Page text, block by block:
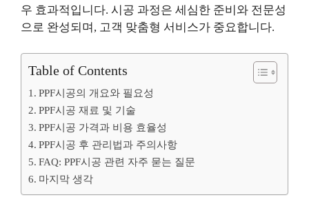
우 효과적입니다. 시공 과정은 세심한 준비와 전문성
으로 완성되며, 고객 맞춤형 서비스가 중요합니다.
Table of Contents
PPF시공의 개요와 필요성
PPF시공 재료 및 기술
PPF시공 가격과 비용 효율성
PPF시공 후 관리법과 주의사항
FAQ: PPF시공 관련 자주 묻는 질문
마지막 생각